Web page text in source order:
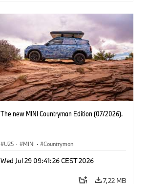
The new MINI Countryman Edition (07/2026).
U25 · MINI · Countryman
Wed Jul 29 09:41:26 CEST 2026
7,22 MB